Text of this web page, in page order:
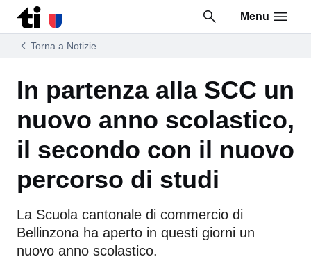
Vai al contenuto della pagina
Vai al piè di pagina
Menu
Torna a Notizie
In partenza alla SCC un
nuovo anno scolastico,
il secondo con il nuovo
percorso di studi
La Scuola cantonale di commercio di
Bellinzona ha aperto in questi giorni un
nuovo anno scolastico.